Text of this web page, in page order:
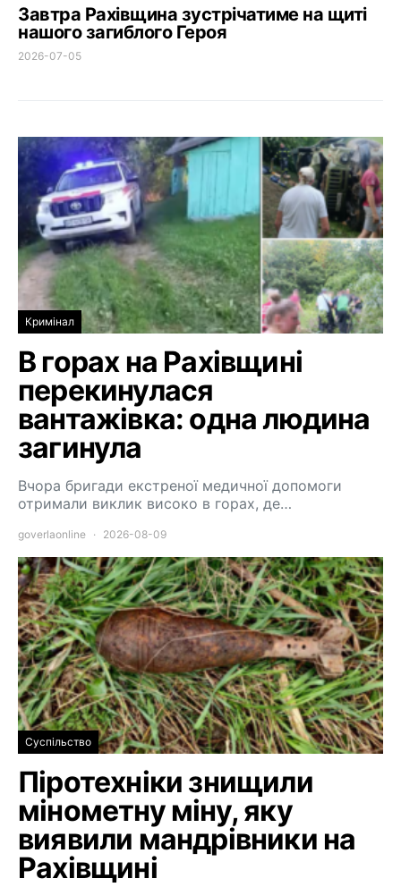
Завтра Рахівщина зустрічатиме на щиті
нашого загиблого Героя
2026-07-05
Кримінал
В горах на Рахівщині
перекинулася
вантажівка: одна людина
загинула
Вчора бригади екстреної медичної допомоги
отримали виклик високо в горах, де…
goverlaonline 2026-08-09
Суспільство
Піротехніки знищили
мінометну міну, яку
виявили мандрівники на
Рахівщині